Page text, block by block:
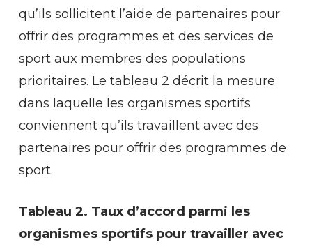
qu’ils sollicitent l’aide de partenaires pour
offrir des programmes et des services de
sport aux membres des populations
prioritaires. Le tableau 2 décrit la mesure
dans laquelle les organismes sportifs
conviennent qu’ils travaillent avec des
partenaires pour offrir des programmes de
sport.
Tableau 2. Taux d’accord parmi les
organismes sportifs pour travailler avec